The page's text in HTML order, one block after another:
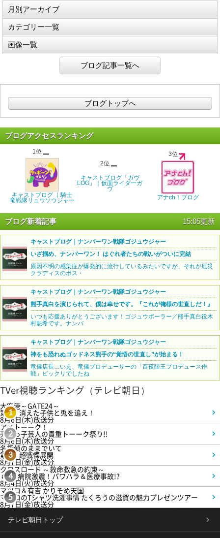
月別アーカイブ
カテゴリー一覧
画像一覧
ブログ記事一覧へ
ブログトップへ
ブログアクセスランキング
1位
キャストブログ ｜騎士
竜戦隊リュウソウジャー
2位
キャストブログ「ガヴ
LOG」｜仮面ライダーガ
ヴ
3位
アナch！ブログ
ブログ新着記事 15:05更新
キャストブログ｜ナンバーワン戦隊ゴジュウジャー
いざ掴め、ナンバーワン！ はぐれ者たちの戦いがついに完結
原因不明の感染症が爆発的に流行しているみたいですが、それが厄災
クラディスのボス・
キャストブログ｜ナンバーワン戦隊ゴジュウジャー
熊手真白を演じられて、僕は幸せです。『これが俺様の世直しだ！』
いつも応援ありがとうございます！ゴジュウポーラー／熊手真白役木
村魁希です。ナンバ
キャストブログ｜ナンバーワン戦隊ゴジュウジャー
神をも恐れぬゴッドネス熊手の“覚悟の世直し”が始まる！
竜儀店長…いえ、竜儀プロデューサーの「百夜陸王プロデュース作
戦」ビックリでしたね
TVer視聴ランキング（テレビ朝日）
1
大空港～GATE24～
第3話 消えた子供と兎を追え！
8月6日(木)放送分
2
アメトーーク！
売れっ子芸人の貴重トーーク祭り!!
8月6日(木)放送分
3
名探偵のままでいて
第4話 超戦慄展開
8月7日(金)放送分
4
クロスロード ～救命救急の約束～
＃5 病院激震！パワハラ＆医療事故!?
8月4日(火)放送分
5
マツコ＆有吉 かりそめ天国
マツコのTシャツ洗濯事情 たくろうの滋賀の魅力プレゼンツアー
8月7日(金)放送分
テレビ朝日トップ